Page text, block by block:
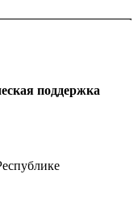
поддержка